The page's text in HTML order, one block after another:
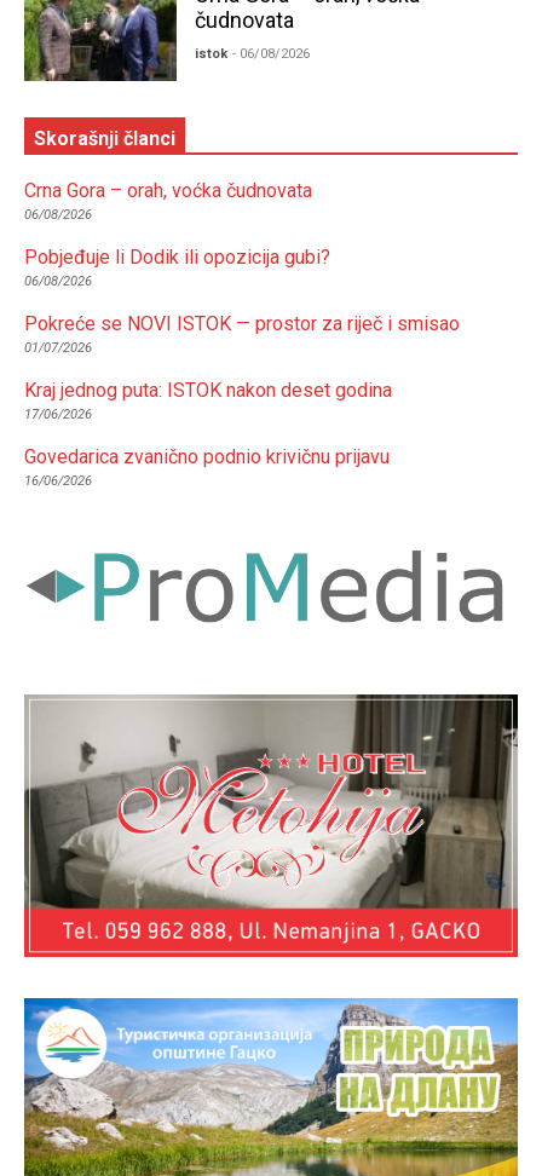
čudnovata
istok - 06/08/2026
Skorašnji članci
Crna Gora – orah, voćka čudnovata
06/08/2026
Pobjeđuje li Dodik ili opozicija gubi?
06/08/2026
Pokreće se NOVI ISTOK — prostor za riječ i smisao
01/07/2026
Kraj jednog puta: ISTOK nakon deset godina
17/06/2026
Govedarica zvanično podnio krivičnu prijavu
16/06/2026